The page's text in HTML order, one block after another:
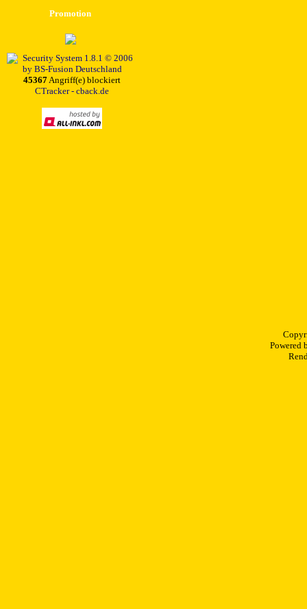
Promotion
45367Angriff(e) blockiert
CTracker - cback.de
Powered